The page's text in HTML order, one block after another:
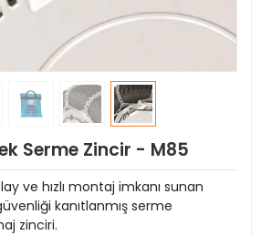
Serme Zincir - M85
ve hızlı montaj imkanı sunan
kanıtlanmış serme
zinciri.